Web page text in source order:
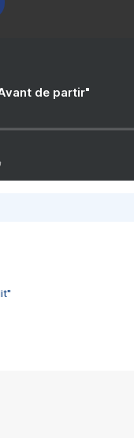
de partir"